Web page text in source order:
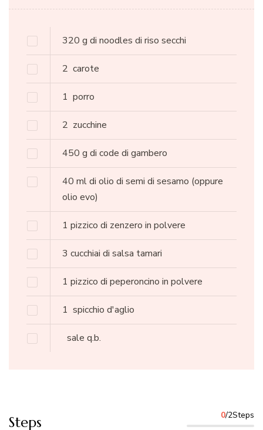
320 g di noodles di riso secchi
2 carote
1 porro
2 zucchine
450 g di code di gambero
40 mldi olio di semi di sesamo (oppure
olio evo)
1 pizzico di zenzero in polvere
3 cucchiai di salsa tamari
1 pizzico di peperoncino in polvere
1 spicchio d'aglio
sale q.b.
Steps 0/2Steps